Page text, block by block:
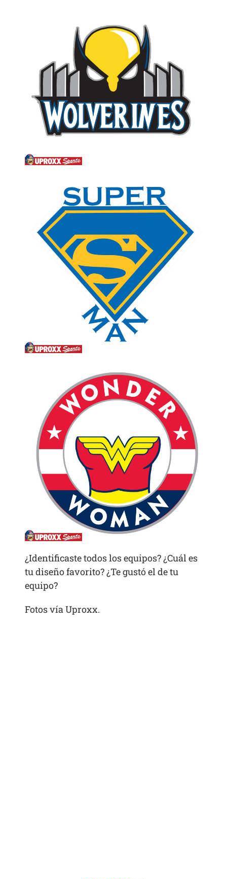
¿Identificaste todos los equipos? ¿Cuál es
tu diseño favorito? ¿Te gustó el de tu
equipo?
Fotos vía Uproxx.